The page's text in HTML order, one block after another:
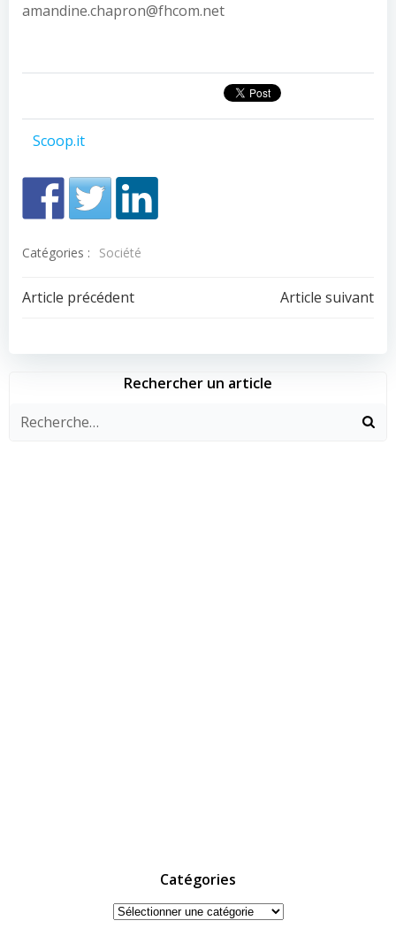
amandine.chapron@fhcom.net
Scoop.it
Catégories : Société
Navigation
de
l’article
Article précédent
Navigation
de
l’article
Article suivant
Rechercher un article
Catégories
Catégories